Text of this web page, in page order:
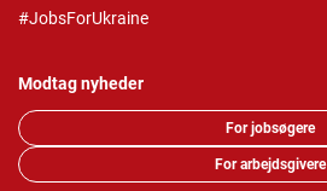
#JobsForUkraine
Modtag nyheder
For jobsøgere
For arbejdsgivere